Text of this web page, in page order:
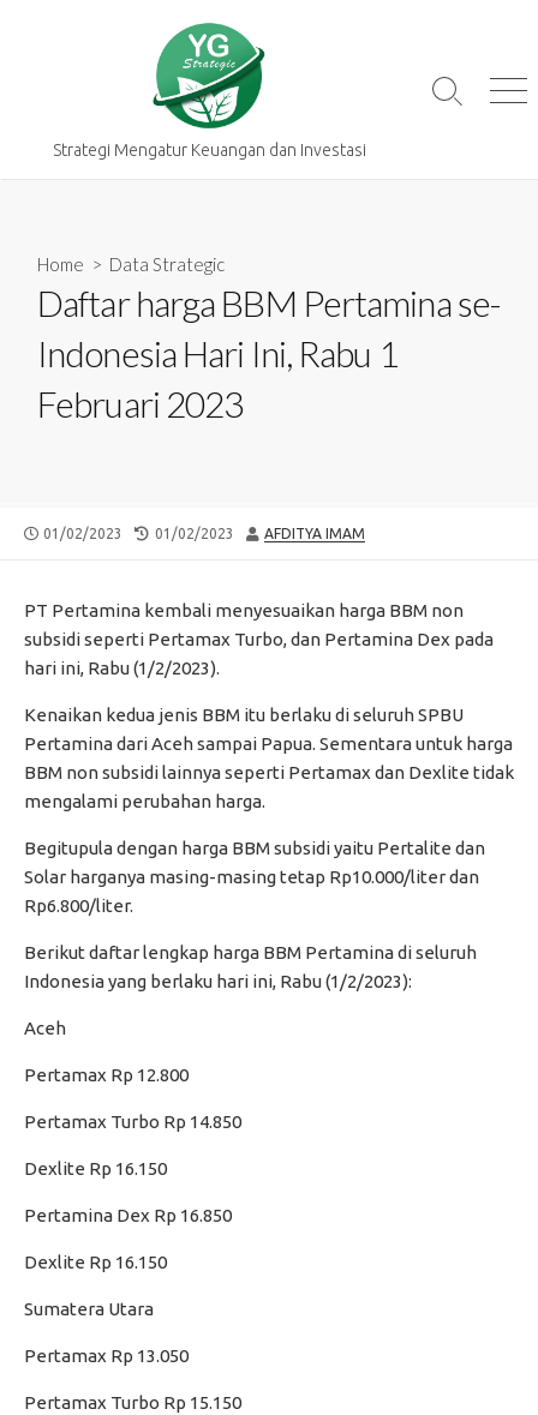
Strategi Mengatur Keuangan dan Investasi
Search
Home > Data Strategic
Daftar harga BBM Pertamina se-
Indonesia Hari Ini, Rabu 1
Februari 2023
PUBLISHED
01/02/2023
LAST
01/02/2023 AUTHOR
AFDITYA IMAM
PT Pertamina kembali menyesuaikan harga BBM non
subsidi seperti Pertamax Turbo, dan Pertamina Dex pada
hari ini, Rabu (1/2/2023).
Kenaikan kedua jenis BBM itu berlaku di seluruh SPBU
Pertamina dari Aceh sampai Papua. Sementara untuk harga
BBM non subsidi lainnya seperti Pertamax dan Dexlite tidak
mengalami perubahan harga.
Begitupula dengan harga BBM subsidi yaitu Pertalite dan
Solar harganya masing-masing tetap Rp10.000/liter dan
Rp6.800/liter.
Berikut daftar lengkap harga BBM Pertamina di seluruh
Indonesia yang berlaku hari ini, Rabu (1/2/2023):
Aceh
Pertamax Rp 12.800
Pertamax Turbo Rp 14.850
Dexlite Rp 16.150
Pertamina Dex Rp 16.850
Dexlite Rp 16.150
Sumatera Utara
Pertamax Rp 13.050
Pertamax Turbo Rp 15.150